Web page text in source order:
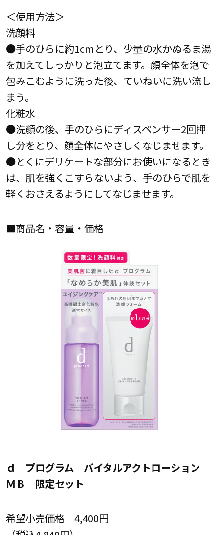
＜使用方法＞
洗顔料
●手のひらに約1cmとり、少量の水かぬるま湯
を加えてしっかりと泡立てます。顔全体を泡で
包みこむように洗った後、ていねいに洗い流し
まう。
化粧水
●洗顔の後、手のひらにディスペンサー2回押
し分をとり、顔全体にやさしくなじませます。
●とくにデリケートな部分にお使いになるとき
は、肌を強くこすらないよう、手のひらで肌を
軽くおさえるようにしてなじませます。
■商品名・容量・価格
ｄ プログラム バイタルアクトローション
ＭＢ 限定セット
希望小売価格 4,400円